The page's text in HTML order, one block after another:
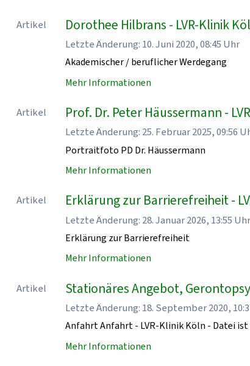
Artikel Dorothee Hilbrans - LVR-Klinik
Letzte Änderung: 10. Juni 2020, 08:45 Uhr
Akademischer / beruflicher Werdegang
Mehr Informationen
Artikel Prof. Dr. Peter Häussermann -
Letzte Änderung: 25. Februar 2025, 09:56
Portraitfoto PD Dr. Häussermann
Mehr Informationen
Artikel Erklärung zur Barrierefreiheit -
Letzte Änderung: 28. Januar 2026, 13:55 Uhr
Erklärung zur Barrierefreiheit
Mehr Informationen
Artikel Stationäres Angebot,
Letzte Änderung: 18. September 2020,
Anfahrt Anfahrt - LVR-Klinik Köln - Datei
Mehr Informationen